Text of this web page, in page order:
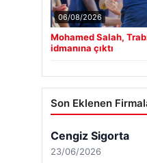
06/08/2026
Mohamed Salah,
idmanına çıktı
Son Eklenen
Cengiz Sigorta
23/06/2026